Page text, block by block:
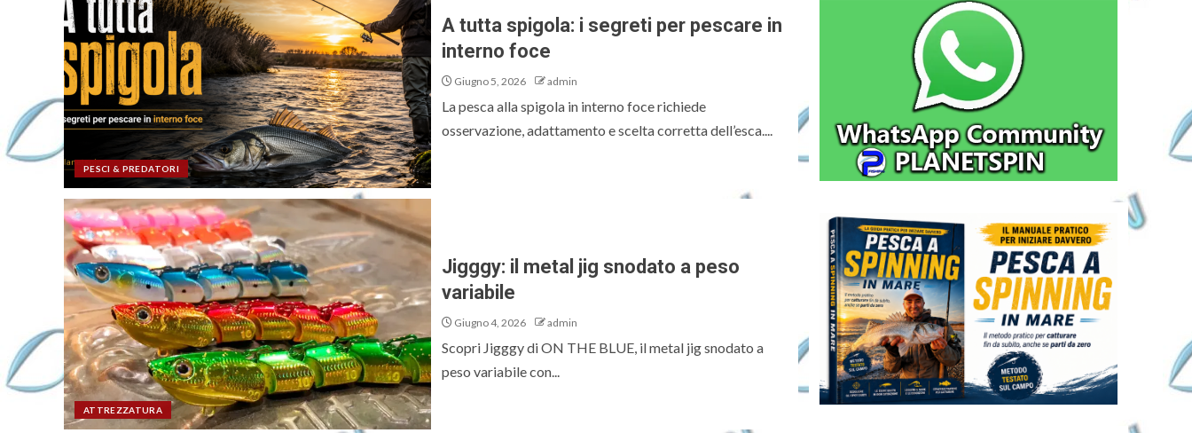
PESCI & PREDATORI
A tutta spigola: i segreti per pescare in
interno foce
Giugno 5, 2026 admin
La pesca alla spigola in interno foce richiede
osservazione, adattamento e scelta corretta dell’esca....
ATTREZZATURA
Jigggy: il metal jig snodato a peso
variabile
Giugno 4, 2026 admin
Scopri Jigggy di ON THE BLUE, il metal jig snodato a
peso variabile con...